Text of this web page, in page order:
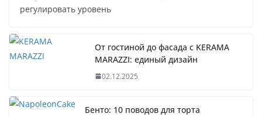
регулировать уровень
От гостиной до фасада с KERAMA
MARAZZI: единый дизайн
02.12.2025
Бенто: 10 поводов для торта